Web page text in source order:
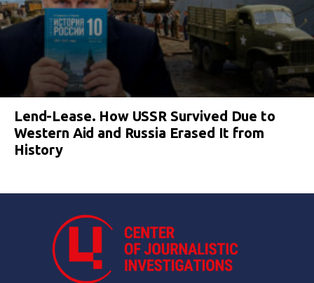
Lend-Lease. How USSR Survived Due to
Western Aid and Russia Erased It from
History